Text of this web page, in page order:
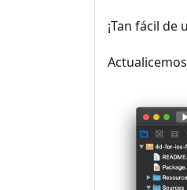
¡Tan fácil de